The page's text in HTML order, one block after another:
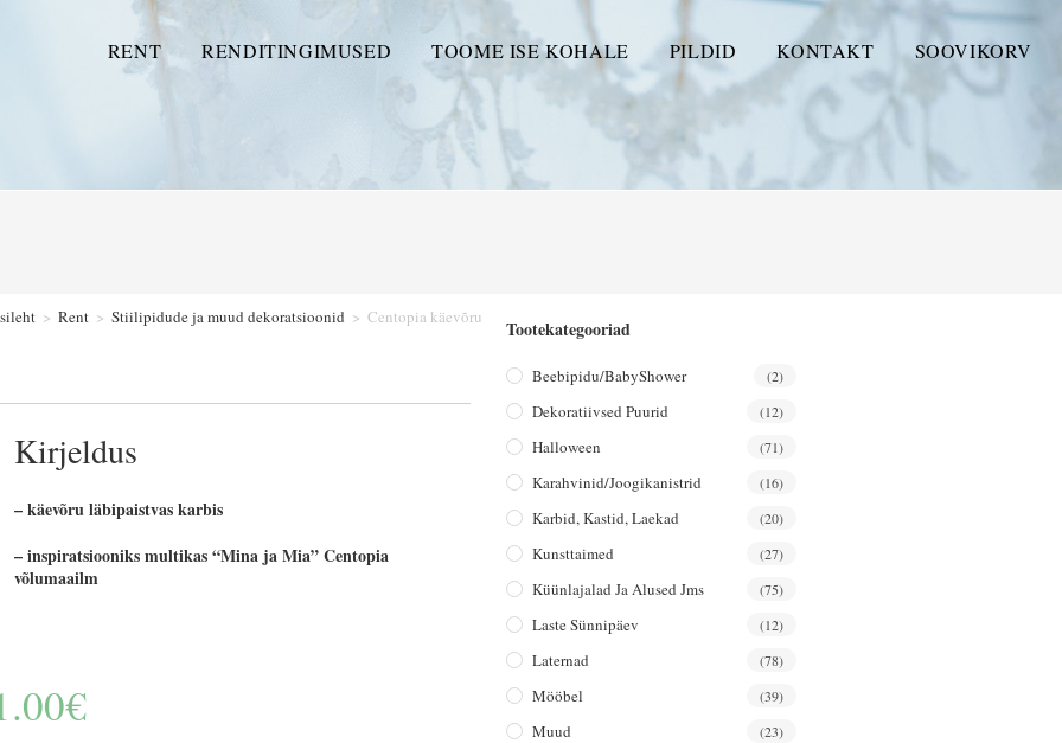
RENT RENDITINGIMUSED TOOME ISE KOHALE PILDID KONTAKT SOOVIKORV
> Rent > Stiilipidude ja muud dekoratsioonid > Centopia käevõru
Kirjeldus
– käevõru läbipaistvas karbis
– inspiratsiooniks multikas “Mina ja Mia” Centopia
võlumaailm
€
Tootekategooriad
Beebipidu/BabyShower (2)
Dekoratiivsed Puurid (12)
Halloween (71)
Karahvinid/joogikanistrid (16)
Karbid, Kastid, Laekad (20)
Kunsttaimed (27)
Küünlajalad Ja Alused Jms (75)
Laste Sünnipäev (12)
Laternad (78)
Mööbel (39)
Muud (23)